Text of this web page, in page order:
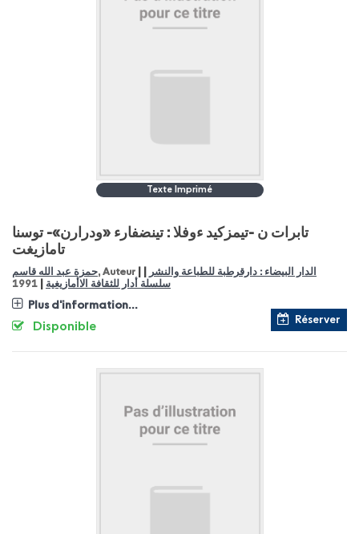
Texte Imprimé
تابرات ن -تيمزكيد ءوفلا : تينضفارء «ودرارن»- توسنا
تامازيغت
حمزة عبد الله قاسم, Auteur الدار البيضاء : دارقرطبة للطباعة والنشر
سلسلة أدار للثقافة الاأمازيغية 1991
Plus d'information...
Réserver
Disponible